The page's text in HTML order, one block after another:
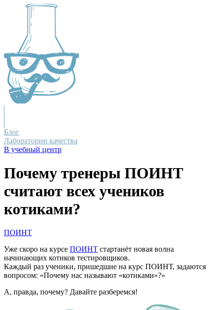
Блог
Лаборатории качества
В учебный центр
Почему тренеры ПОИНТ
считают всех учеников
котиками?
ПОИНТ
Уже скоро на курсе ПОИНТ стартанёт новая волна
начинающих котиков тестировщиков.
Каждый раз ученики, пришедшие на курс ПОИНТ, задаются
вопросом: «Почему нас называют «котиками»?»
А, правда, почему? Давайте разберемся!